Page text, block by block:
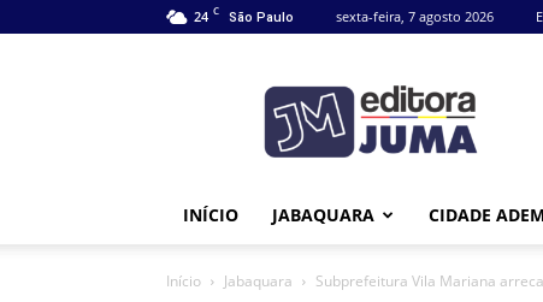
24 C São Paulo sexta-feira, 7 agosto 2026
Juma
INÍCIO JABAQUARA CIDADE
Início Jabaquara Subprefeitura Vila Mariana